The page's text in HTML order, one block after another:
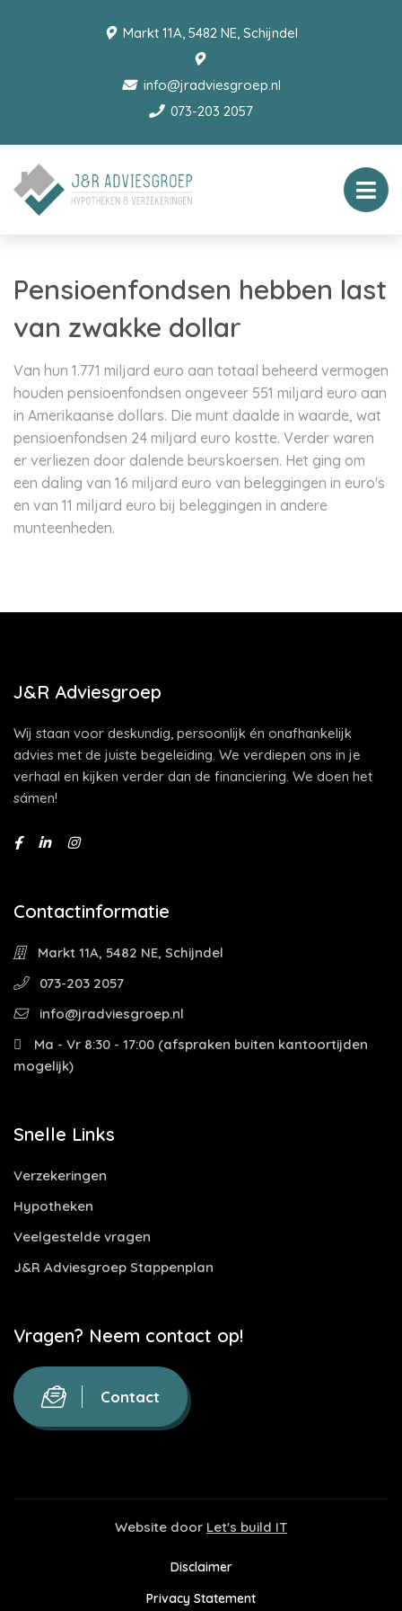
Markt 11A, 5482 NE, Schijndel
info@jradviesgroep.nl
073-203 2057
Pensioenfondsen hebben last
van zwakke dollar
Van hun 1.771 miljard euro aan totaal beheerd vermogen
houden pensioenfondsen ongeveer 551 miljard euro aan
in Amerikaanse dollars. Die munt daalde in waarde, wat
pensioenfondsen 24 miljard euro kostte. Verder waren
er verliezen door dalende beurskoersen. Het ging om
een daling van 16 miljard euro van beleggingen in euro's
en van 11 miljard euro bij beleggingen in andere
munteenheden.
J&R Adviesgroep
Wij staan voor deskundig, persoonlijk én onafhankelijk
advies met de juiste begeleiding. We verdiepen ons in je
verhaal en kijken verder dan de financiering. We doen het
sámen!
Contactinformatie
Markt 11A, 5482 NE, Schijndel
073-203 2057
info@jradviesgroep.nl
Ma - Vr 8:30 - 17:00 (afspraken buiten kantoortijden
mogelijk)
Snelle Links
Verzekeringen
Hypotheken
Veelgestelde vragen
J&R Adviesgroep Stappenplan
Vragen? Neem contact op!
Contact
Website door Let's build IT
Disclaimer
Privacy Statement